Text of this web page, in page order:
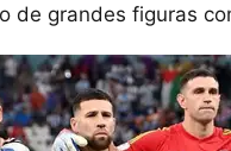
de grandes figuras